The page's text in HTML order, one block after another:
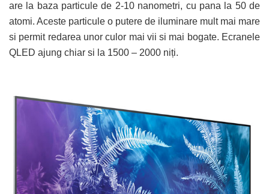
are la baza particule de 2-10 nanometri, cu pana la 50 de
atomi. Aceste particule o putere de iluminare mult mai mare
si permit redarea unor culor mai vii si mai bogate. Ecranele
QLED ajung chiar si la 1500 – 2000 niți.